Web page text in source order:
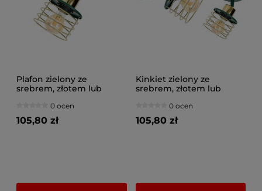
Plafon zielony ze
srebrem, złotem lub
przegubie0 ocen
105,80 zł
Kinkiet zielony ze
srebrem, złotem lub
przegubie0 ocen
105,80 zł